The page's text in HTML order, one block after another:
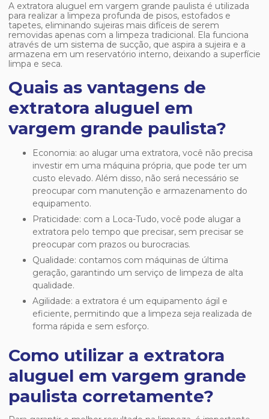
A extratora aluguel em vargem grande paulista é utilizada
para realizar a limpeza profunda de pisos, estofados e
tapetes, eliminando sujeiras mais difíceis de serem
removidas apenas com a limpeza tradicional. Ela funciona
através de um sistema de sucção, que aspira a sujeira e a
armazena em um reservatório interno, deixando a superfície
limpa e seca.
Quais as vantagens de
extratora aluguel em
vargem grande paulista?
Economia: ao alugar uma extratora, você não precisa
investir em uma máquina própria, que pode ter um
custo elevado. Além disso, não será necessário se
preocupar com manutenção e armazenamento do
equipamento.
Praticidade: com a Loca-Tudo, você pode alugar a
extratora pelo tempo que precisar, sem precisar se
preocupar com prazos ou burocracias.
Qualidade: contamos com máquinas de última
geração, garantindo um serviço de limpeza de alta
qualidade.
Agilidade: a extratora é um equipamento ágil e
eficiente, permitindo que a limpeza seja realizada de
forma rápida e sem esforço.
Como utilizar a extratora
aluguel em vargem grande
paulista corretamente?